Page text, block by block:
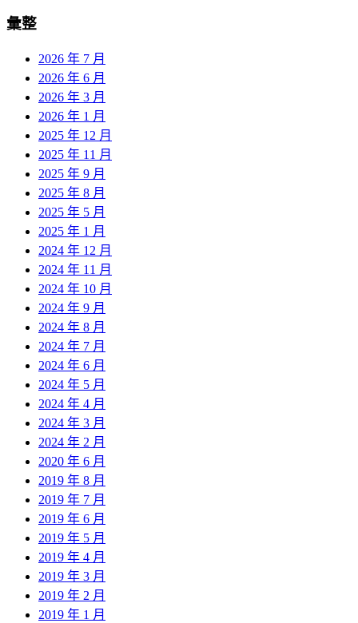
彙整
2026 年 7 月
2026 年 6 月
2026 年 3 月
2026 年 1 月
2025 年 12 月
2025 年 11 月
2025 年 9 月
2025 年 8 月
2025 年 5 月
2025 年 1 月
2024 年 12 月
2024 年 11 月
2024 年 10 月
2024 年 9 月
2024 年 8 月
2024 年 7 月
2024 年 6 月
2024 年 5 月
2024 年 4 月
2024 年 3 月
2024 年 2 月
2020 年 6 月
2019 年 8 月
2019 年 7 月
2019 年 6 月
2019 年 5 月
2019 年 4 月
2019 年 3 月
2019 年 2 月
2019 年 1 月